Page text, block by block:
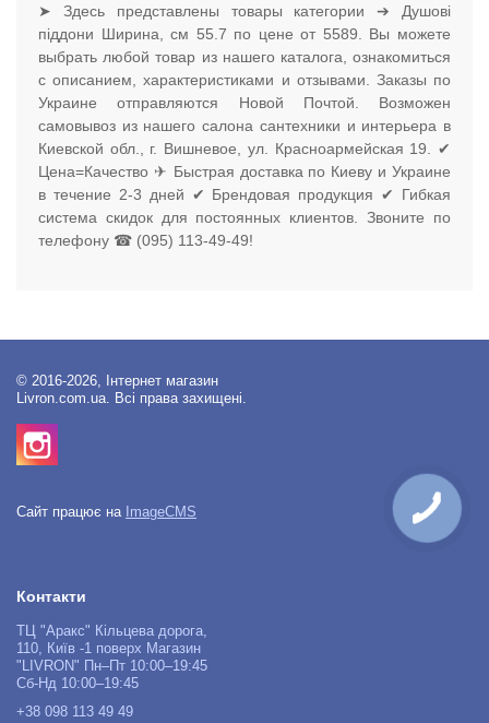
➤ Здесь представлены товары категории ➔ Душові
піддони Ширина, см 55.7 по цене от 5589. Вы можете
выбрать любой товар из нашего каталога, ознакомиться
с описанием, характеристиками и отзывами. Заказы по
Украине отправляются Новой Почтой. Возможен
самовывоз из нашего салона сантехники и интерьера в
Киевской обл., г. Вишневое, ул. Красноармейская 19. ✔
Цена=Качество ✈ Быстрая доставка по Киеву и Украине
в течение 2-3 дней ✔ Брендовая продукция ✔ Гибкая
система скидок для постоянных клиентов. Звоните по
телефону ☎ (095) 113-49-49!
© 2016-2026, Інтернет магазин
Livron.com.ua. Всі права захищені.
Сайт працює на ImageCMS
Контакти
ТЦ "Аракс" Кільцева дорога,
110, Київ -1 поверх Магазин
"LIVRON" Пн–Пт 10:00–19:45
Сб-Нд 10:00–19:45
+38 098 113 49 49